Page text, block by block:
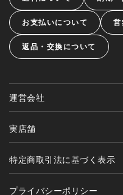
お支払いについて 営
返品・交換について
運営会社
実店舗
特定商取引法に基づく表示
プライバシーポリシー